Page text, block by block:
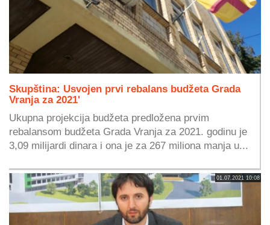
Skupština: Usvojen prvi rebalans budžeta Grada
Vranja za 2021'
Ukupna projekcija budžeta predložena prvim
rebalansom budžeta Grada Vranja za 2021. godinu je
3,09 milijardi dinara i ona je za 267 miliona manja u...
01.07.2021 10:08